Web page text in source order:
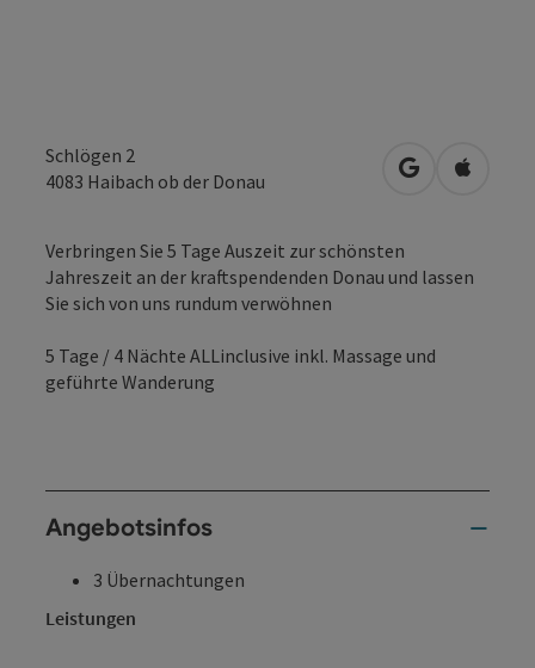
Schlögen 2
4083 Haibach ob der Donau in Google
in
Verbringen Sie 5 Tage Auszeit zur schönsten
Jahreszeit an der kraftspendenden Donau und lassen
Sie sich von uns rundum verwöhnen
5 Tage / 4 Nächte ALLinclusive inkl. Massage und
geführte Wanderung
Angebotsinfos
3 Übernachtungen
Leistungen